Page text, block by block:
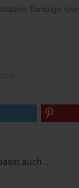
flamingo rose
auch ...